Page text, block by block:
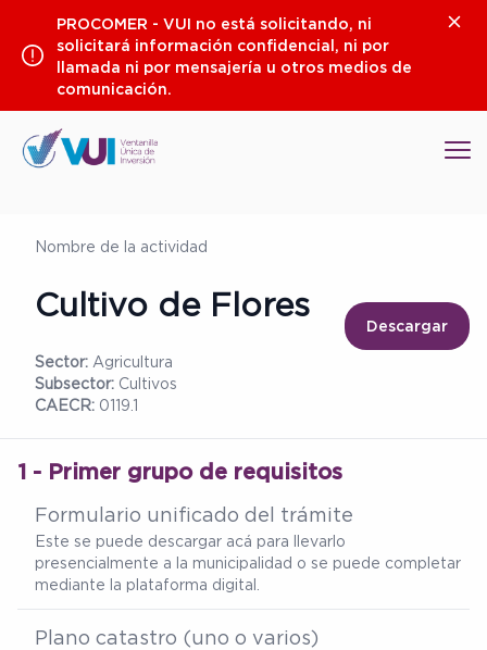
contenido
PROCOMER - VUI no está solicitando, ni
solicitará información confidencial, ni por
llamada ni por mensajería u otros medios de
comunicación.
Nombre de la actividad
Cultivo de Flores
Sector: Agricultura
Subsector: Cultivos
CAECR: 0119.1
Descargar
1 - Primer grupo de requisitos
Formulario unificado del trámite
Este se puede descargar acá para llevarlo
presencialmente a la municipalidad o se puede completar
mediante la plataforma digital.
Plano catastro (uno o varios)